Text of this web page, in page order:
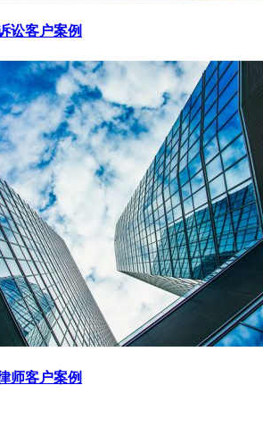
讼客户案例
师客户案例